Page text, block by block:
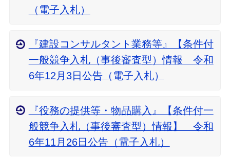
（電子入札）
『建設コンサルタント業務等』【条件付
一般競争入札（事後審査型）情報 令和
6年12月3日公告（電子入札）
『役務の提供等・物品購入』【条件付一
般競争入札（事後審査型）情報】 令和
6年11月26日公告（電子入札）